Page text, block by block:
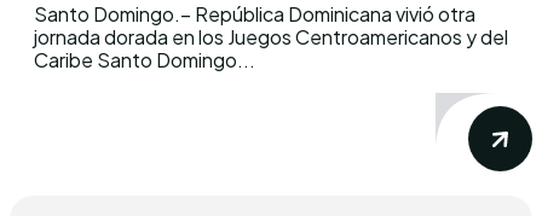
Santo Domingo.– República Dominicana vivió otra
jornada dorada en los Juegos Centroamericanos y del
Caribe Santo Domingo...